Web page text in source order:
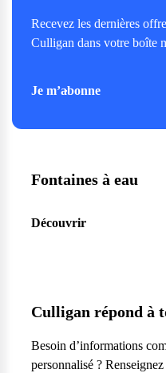
Recevez les dernières
Culligan dans votre boîte
Je m’abonne
Fontaines à eau
Découvrir
Culligan répond à
Besoin d’informations
personnalisé ?